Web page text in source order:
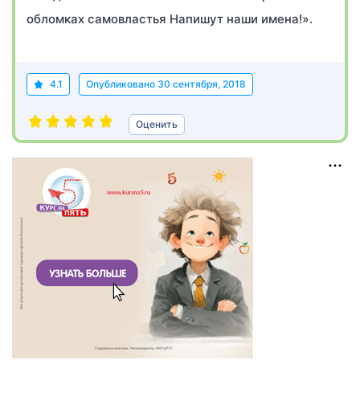
обломках самовластья Напишут наши имена!».
4.1 Опубликовано 30 сентября, 2018
Оценить